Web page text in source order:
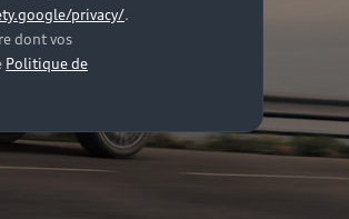
privacy/.
dont vos
Politique de